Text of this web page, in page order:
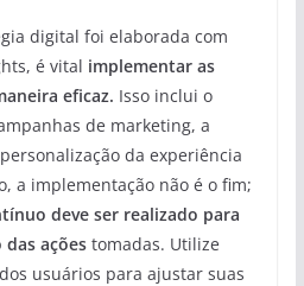
digital foi elaborada com
é vital implementar as
eficaz. Isso inclui o
de marketing, a
da experiência
a implementação não é o fim;
deve ser realizado para
açõestomadas. Utilize
usuários para ajustar suas